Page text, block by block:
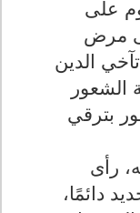
على
مرض
الدين
الشعور
بترقي
رأى
دائمًا،